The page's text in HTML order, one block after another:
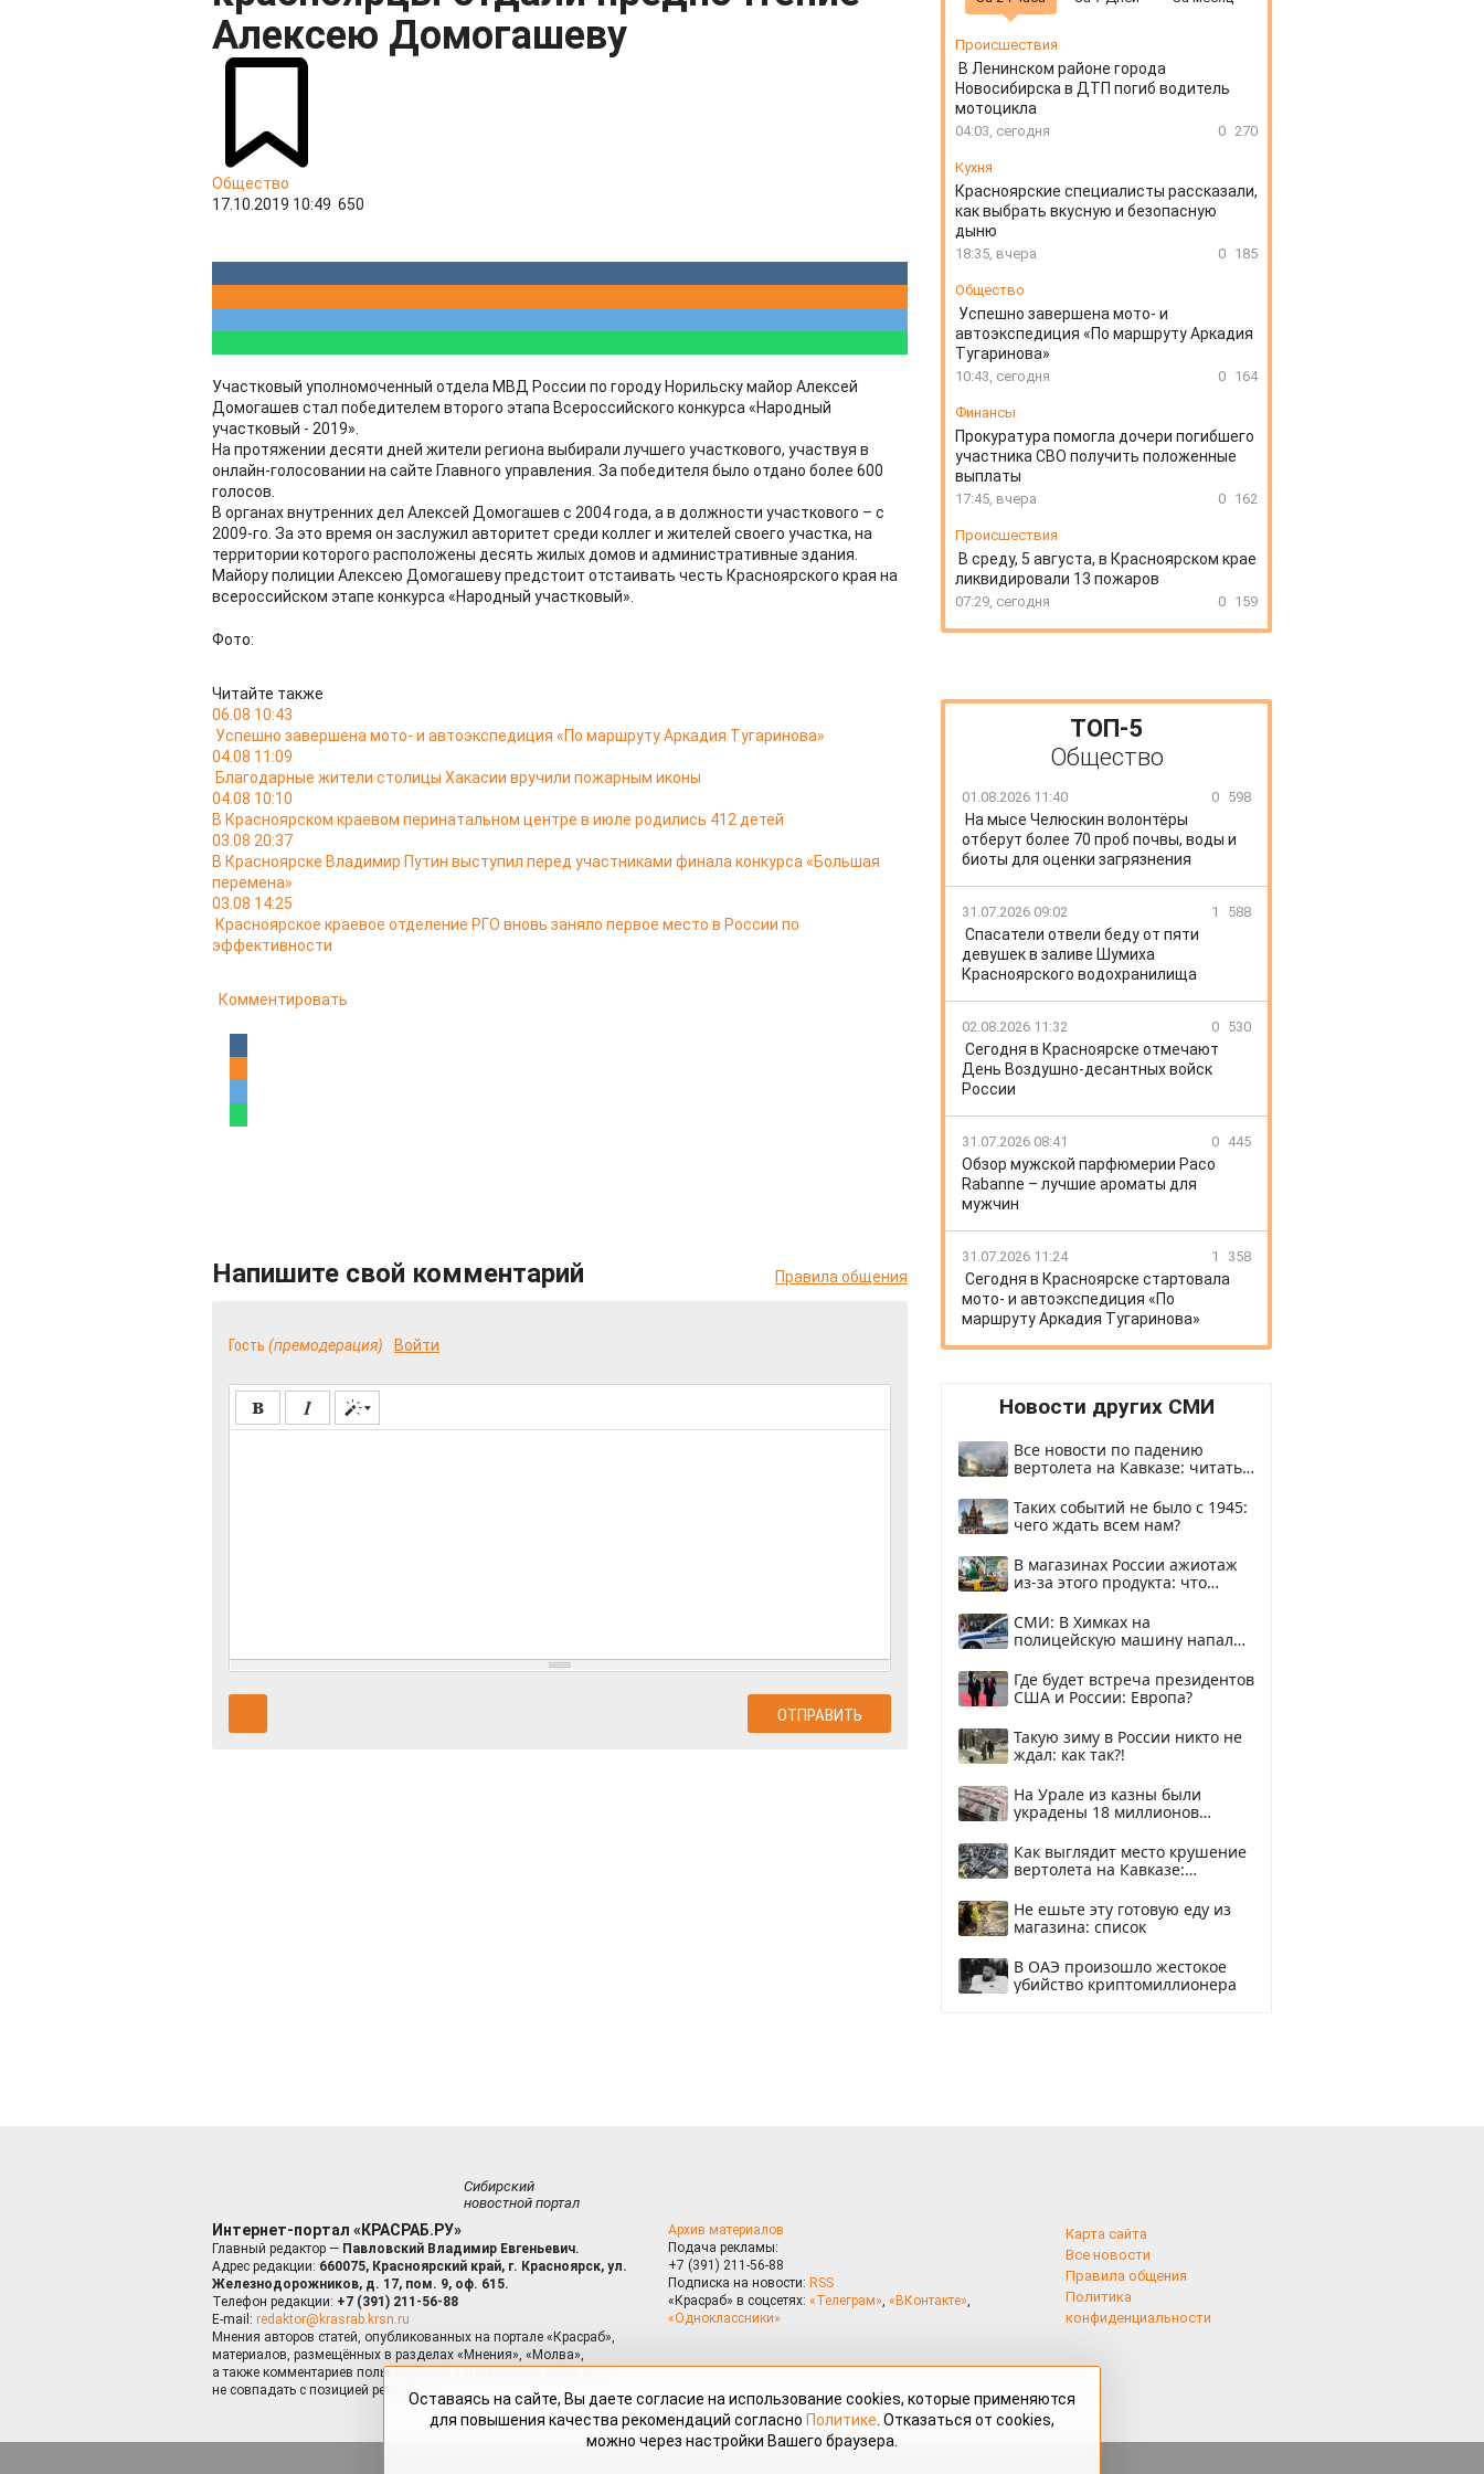
Алексею Домогашеву
Общество
17.10.2019 10:49 650
Участковый уполномоченный отдела МВД России по городу Норильску майор Алексей
Домогашев стал победителем второго этапа Всероссийского конкурса «Народный
участковый - 2019».
На протяжении десяти дней жители региона выбирали лучшего участкового, участвуя в
онлайн-голосовании на сайте Главного управления. За победителя было отдано более 600
голосов.
В органах внутренних дел Алексей Домогашев с 2004 года, а в должности участкового – с
2009-го. За это время он заслужил авторитет среди коллег и жителей своего участка, на
территории которого расположены десять жилых домов и административные здания.
Майору полиции Алексею Домогашеву предстоит отстаивать честь Красноярского края на
всероссийском этапе конкурса «Народный участковый».
Фото:
Читайте также
06.08 10:43
Успешно завершена мото- и автоэкспедиция «По маршруту Аркадия Тугаринова»
04.08 11:09
Благодарные жители столицы Хакасии вручили пожарным иконы
04.08 10:10
В Красноярском краевом перинатальном центре в июле родились 412 детей
03.08 20:37
В Красноярске Владимир Путин выступил перед участниками финала конкурса «Большая
перемена»
03.08 14:25
Красноярское краевое отделение РГО вновь заняло первое место в России по
эффективности
Комментировать
Напишите свой комментарий Правила общения
Гость (премодерация) Войти
Происшествия
В Ленинском районе города
Новосибирска в ДТП погиб водитель
мотоцикла
04:03, сегодня 0 270
Кухня
Красноярские специалисты рассказали,
как выбрать вкусную и безопасную
дыню
18:35, вчера 0 185
Общество
Успешно завершена мото- и
автоэкспедиция «По маршруту Аркадия
Тугаринова»
10:43, сегодня 0 164
Финансы
Прокуратура помогла дочери погибшего
участника СВО получить положенные
выплаты
17:45, вчера 0 162
Происшествия
В среду, 5 августа, в Красноярском крае
ликвидировали 13 пожаров
07:29, сегодня 0 159
ТОП-5
Общество
01.08.2026 11:40 0 598
На мысе Челюскин волонтёры
отберут более 70 проб почвы, воды и
биоты для оценки загрязнения
31.07.2026 09:02 1 588
Спасатели отвели беду от пяти
девушек в заливе Шумиха
Красноярского водохранилища
02.08.2026 11:32 0 530
Сегодня в Красноярске отмечают
День Воздушно-десантных войск
России
31.07.2026 08:41 0 445
Обзор мужской парфюмерии Paco
Rabanne – лучшие ароматы для
мужчин
31.07.2026 11:24 1 358
Сегодня в Красноярске стартовала
мото- и автоэкспедиция «По
маршруту Аркадия Тугаринова»
Новости других СМИ
Все новости по падению
вертолета на Кавказе: читать
Таких событий не было с 1945:
чего ждать всем нам?
В магазинах России ажиотаж
из-за этого продукта: что
СМИ: В Химках на
полицейскую машину напали
Где будет встреча президентов
США и России: Европа?
Такую зиму в России никто не
ждал: как так?!
На Урале из казны были
украдены 18 миллионов
Как выглядит место крушение
вертолета на Кавказе:
Не ешьте эту готовую еду из
магазина: список
В ОАЭ произошло жестокое
убийство криптомиллионера
Сибирский
новостной портал
Интернет-портал «КРАСРАБ.РУ»
Главный редактор — Павловский Владимир Евгеньевич.
Адрес редакции: 660075, Красноярский край, г. Красноярск, ул.
Железнодорожников, д. 17, пом. 9, оф. 615.
Телефон редакции: +7 (391) 211-56-88
E-mail: redaktor@krasrab.krsn.ru
Мнения авторов статей, опубликованных на портале «Красраб»,
материалов, размещённых в разделах «Мнения», «Молва»,
а также комментариев пользователей к материалам сайта могут
не совпадать с позицией редакции.
Архив материалов
Подача рекламы:
+7 (391) 211-56-88
Подписка на новости: RSS
«Красраб» в соцсетях: «Телеграм», «ВКонтакте»,
«Одноклассники»
Карта сайта
Все новости
Правила общения
Политика
конфиденциальности
Оставаясь на сайте, Вы даете согласие на использование cookies, которые применяются
для повышения качества рекомендаций согласно Политике . Отказаться от cookies,
можно через настройки Вашего браузера.